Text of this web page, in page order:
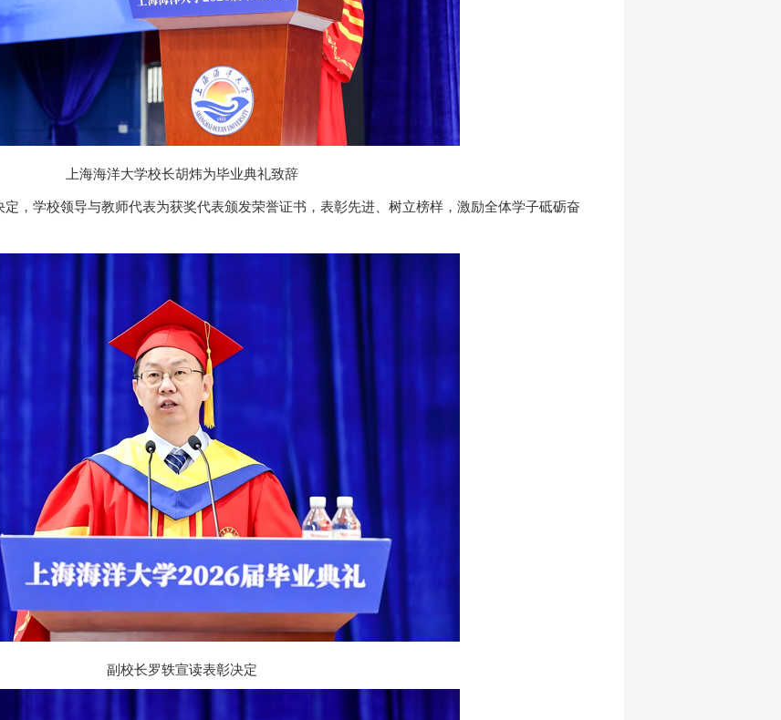
上海海洋大学校长胡炜为毕业典礼致辞
，学校领导与教师代表为获奖代表颁发荣誉证书，表彰先进、树立榜样，激励全体学子砥砺奋
副校长罗轶宣读表彰决定